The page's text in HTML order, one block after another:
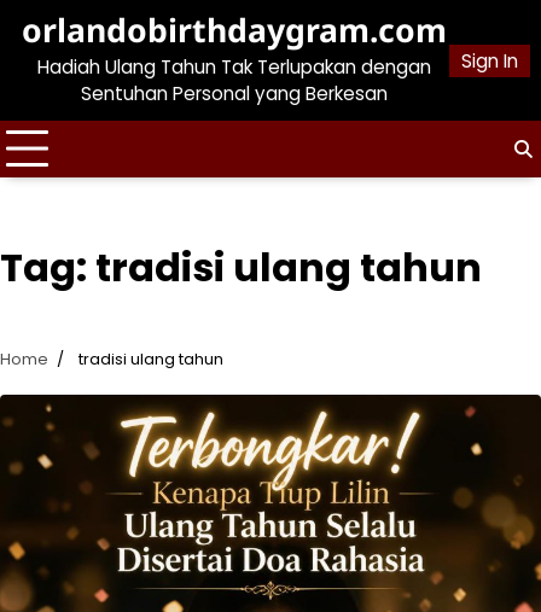
content
orlandobirthdaygram.com
Hadiah Ulang Tahun Tak Terlupakan dengan
Sentuhan Personal yang Berkesan
Sign In
Tag: tradisi ulang tahun
Home tradisi ulang tahun